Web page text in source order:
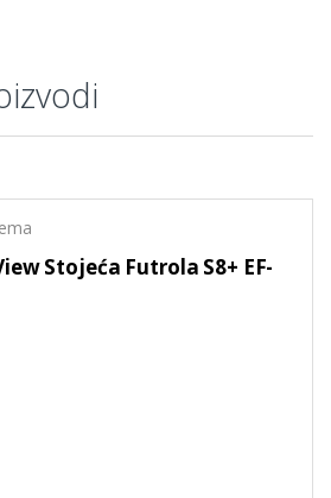
Stojeća Futrola S8+ EF-